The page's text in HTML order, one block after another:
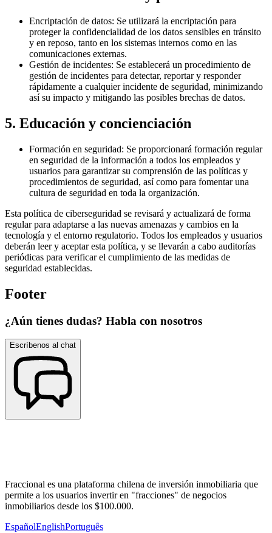
Encriptación de datos: Se utilizará la encriptación para
proteger la confidencialidad de los datos sensibles en tránsito
y en reposo, tanto en los sistemas internos como en las
comunicaciones externas.
Gestión de incidentes: Se establecerá un procedimiento de
gestión de incidentes para detectar, reportar y responder
rápidamente a cualquier incidente de seguridad, minimizando
así su impacto y mitigando las posibles brechas de datos.
5. Educación y concienciación
Formación en seguridad: Se proporcionará formación regular
en seguridad de la información a todos los empleados y
usuarios para garantizar su comprensión de las políticas y
procedimientos de seguridad, así como para fomentar una
cultura de seguridad en toda la organización.
Esta política de ciberseguridad se revisará y actualizará de forma
regular para adaptarse a las nuevas amenazas y cambios en la
tecnología y el entorno regulatorio. Todos los empleados y usuarios
deberán leer y aceptar esta política, y se llevarán a cabo auditorías
periódicas para verificar el cumplimiento de las medidas de
seguridad establecidas.
Footer
¿Aún tienes dudas? Habla con nosotros
Escríbenos al chat
Fraccional es una plataforma chilena de inversión inmobiliaria que
permite a los usuarios invertir en "fracciones" de negocios
inmobiliarios desde los $100.000.
EspañolEnglishPortuguês